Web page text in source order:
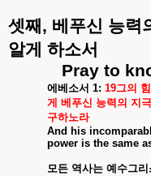
셋째 , 베푸신 능력
알게 하소서
Pray to
에베소서 1: 19그의
게 베푸신 능력의 지
구하노라
And his
power is the same
모든 역사는 예수그리